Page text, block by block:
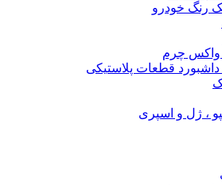
رنگ خودرو
واکس چرم
قطعات پلاستیکی
، ژل و اسپری